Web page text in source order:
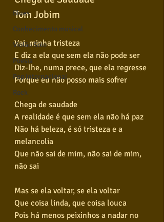
Blues
Conhecimento musical
Violão Solo
Poesia
Pop Internacional
Rock
Tom Jobim
Vai, minha tristeza
E diz a ela que sem ela não pode ser
Diz-lhe, numa prece, que ela regresse
Porque eu não posso mais sofrer
Chega de saudade
A realidade é que sem ela não há paz
Não há beleza, é só tristeza e a
melancolia
Que não sai de mim, não sai de mim,
não sai
Mas se ela voltar, se ela voltar
Que coisa linda, que coisa louca
Pois há menos peixinhos a nadar no